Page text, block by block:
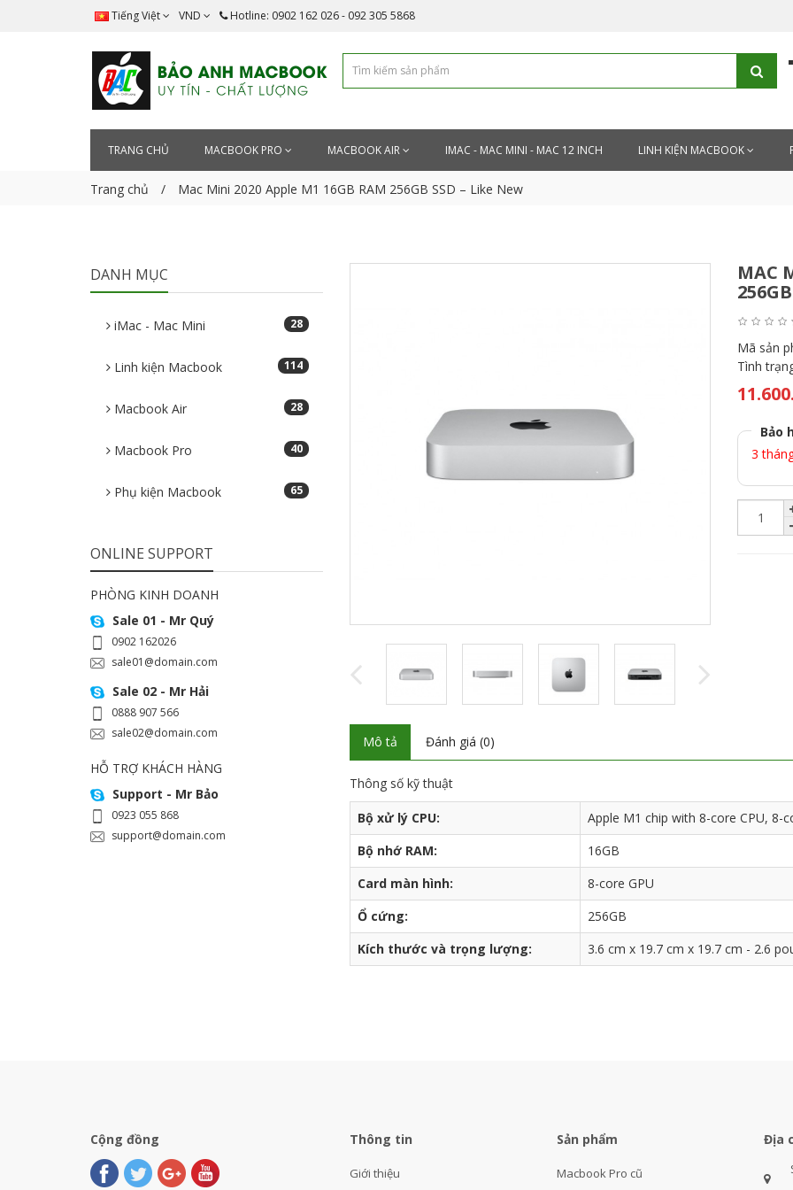
Tiếng Việt VND Hotline: 0902 162 026 - 092 305 5868
TRANG CHỦ MACBOOK PRO MACBOOK AIR IMAC - MAC MINI - MAC 12 INCH LINH KIỆN MACBOOK
Trang chủ Mac Mini 2020 Apple M1 16GB RAM 256GB SSD – Like New
DANH MỤC
iMac - Mac Mini 28
Linh kiện Macbook 114
Macbook Air 28
Macbook Pro 40
Phụ kiện Macbook 65
ONLINE SUPPORT
PHÒNG KINH DOANH
Sale 01 - Mr Quý
0902 162026
sale01@domain.com
Sale 02 - Mr Hải
0888 907 566
sale02@domain.com
HỖ TRỢ KHÁCH HÀNG
Support - Mr Bảo
0923 055 868
support@domain.com
MAC
Mã sản
Tình
Bảo
3
Mô tả Đánh giá (0)
Thông số kỹ thuật
Bộ xử lý CPU:
Apple M1 chip with 8-core CPU, 8-
Bộ nhớ RAM:
16GB
Card màn hình:
8-core GPU
Ổ cứng:
256GB
Kích thước và trọng lượng:
3.6 cm x 19.7 cm x 19.7 cm - 2.6
Cộng đồng Thông tin
Giới thiệu
Sản phẩm
Macbook Pro cũ
Địa